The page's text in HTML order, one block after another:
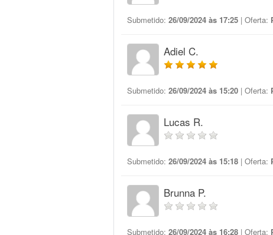
Submetido: 26/09/2024 às 17:25 | Oferta:
Adiel C.
Submetido: 26/09/2024 às 15:20 | Oferta:
Lucas R.
Submetido: 26/09/2024 às 15:18 | Oferta:
Brunna P.
Submetido: 26/09/2024 às 16:28 | Oferta: